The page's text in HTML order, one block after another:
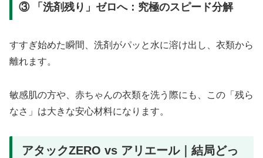
③ 「洗剤残り」ゼロへ：究極のスピード分解
すすぎ始めた瞬間、洗剤がパッと水に溶け出し、衣類から
離れます。
敏感肌の方や、赤ちゃんの衣類を洗う際にも、この「残ら
なさ」は大きな安心材料になります。
アタックZERO vs アリエール｜結局どっ